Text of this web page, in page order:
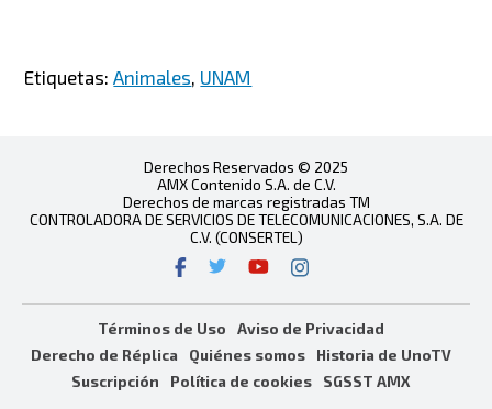
Etiquetas:Animales, UNAM
Derechos Reservados © 2025
AMX Contenido S.A. de C.V.
Derechos de marcas registradas TM
CONTROLADORA DE SERVICIOS DE TELECOMUNICACIONES, S.A. DE
C.V. (CONSERTEL)
Términos de Uso
Aviso de Privacidad
Derecho de Réplica
Quiénes somos
Historia de UnoTV
Suscripción
Política de cookies SGSST AMX